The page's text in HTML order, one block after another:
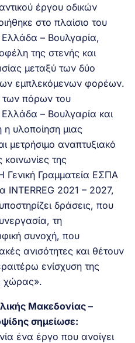
έργου οδικών
στο πλαίσιο του
– Βουλγαρία,
της στενής και
μεταξύ των δύο
εμπλεκόμενων φορέων.
των πόρων του
– Βουλγαρία και
υλοποίηση μιας
μετρήσιμο αναπτυξιακό
κοινωνίες της
Γενική Γραμματεία ΕΣΠΑ
2021 – 2027,
δράσεις, που
τη
συνοχή, που
ανισότητες και θέτουν
ενίσχυση της
χώρας».
Μακεδονίας –
σημείωσε:
ένα έργο που ανοίγει